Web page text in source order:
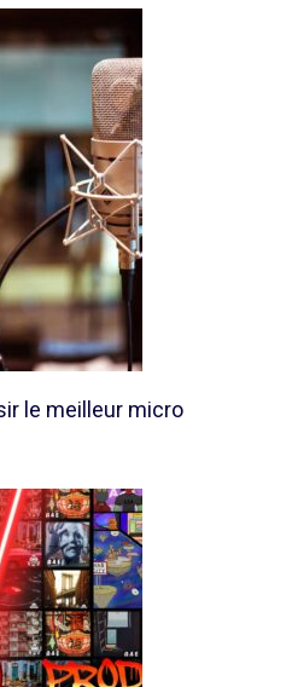
le meilleur micro